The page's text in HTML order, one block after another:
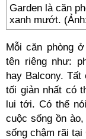
Garden là căn
xanh mướt.
Mỗi căn phòng
tên riêng như:
hay Balcony.
tối giản nhất có
lui tới. Có thể
cuộc sống ồn
sống chậm rãi tại